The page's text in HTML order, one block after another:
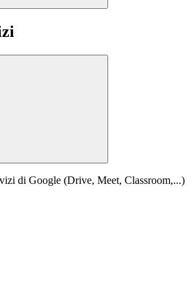
di Google (Drive, Meet, Classroom,...)